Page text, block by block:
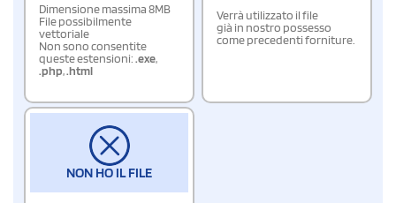
Dimensione massima 8MB
File possibilmente
vettoriale
Non sono consentite
queste estensioni:.exe,
.php,.html
Verrà utilizzato il file
già in nostro possesso
come precedenti forniture.
NON HO IL FILE